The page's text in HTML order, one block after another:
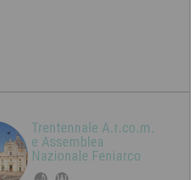
Trentennale A.r.co.m.
e Assemblea
Nazionale Feniarco